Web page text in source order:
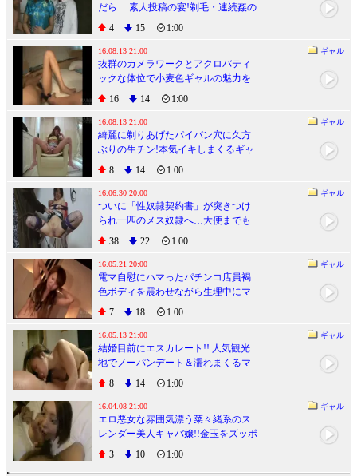
だら… 素人投稿の宴!剃毛・連続姦の
混沌過ぎる乱交ビデオ
4 15 1:00
16.08.13 21:00 ギャル
抜群のカメラワークとアクロバティ
ックな体位で小麦色ギャルの魅力を
撮りまくる快作!
16 14 1:00
16.08.13 21:00 ギャル
綺麗に剃りあげたパイパン穴に久方
ぶりの生チン!本気イキしまくるギャ
ルホステス!!
8 14 1:00
16.06.30 20:00 ギャル
ついに「性奴隷契約書」が突きつけ
られ一匹のメス奴隷へ…大便までも
すべてご主人様の管理下へ
38 22 1:00
16.05.21 20:00 ギャル
電マ自慰にハマったパチンコ店員褐
色ボディを震わせながら生理中にマ
ンコ生ハメ痙攣アクメ
7 18 1:00
16.05.13 21:00 ギャル
結婚目前にエスカレート!! 人気観光
地でノーパンデート＆濡れまくるマ
ンコに婚約精子生中出し
8 14 1:00
16.04.08 21:00 ギャル
エロ悪女な雰囲気漂う菜々緒系のス
レンダー美人キャバ嬢!!金玉をズッポ
ンズッポン踊り食い
3 10 1:00